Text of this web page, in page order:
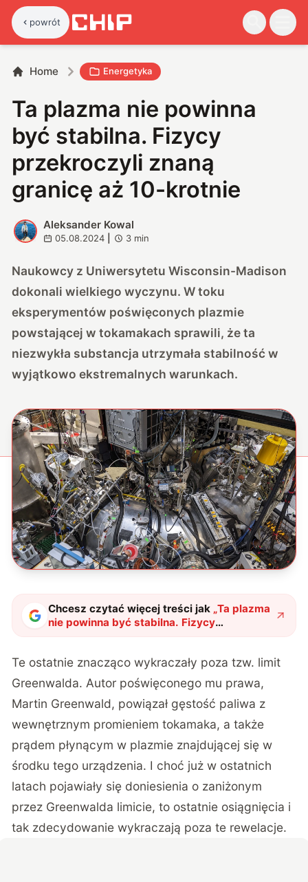
powrót
Home Energetyka
Ta plazma nie powinna
być stabilna. Fizycy
przekroczyli znaną
granicę aż 10-krotnie
A
Aleksander Kowal
05.08.2024 3 min
Naukowcy z Uniwersytetu Wisconsin-Madison
dokonali wielkiego wyczynu. W toku
eksperymentów poświęconych plazmie
powstającej w tokamakach sprawili, że ta
niezwykła substancja utrzymała stabilność w
wyjątkowo ekstremalnych warunkach.
Chcesz czytać więcej treści jak „Ta plazma
nie powinna być stabilna. Fizycy
przekroczyli znaną granicę aż 10-krotnie"?
Te ostatnie znacząco wykraczały poza tzw. limit
Greenwalda. Autor poświęconego mu prawa,
Martin Greenwald, powiązał gęstość paliwa z
wewnętrznym promieniem tokamaka, a także
prądem płynącym w plazmie znajdującej się w
środku tego urządzenia. I choć już w ostatnich
latach pojawiały się doniesienia o zaniżonym
przez Greenwalda limicie, to ostatnie osiągnięcia i
tak zdecydowanie wykraczają poza te rewelacje.